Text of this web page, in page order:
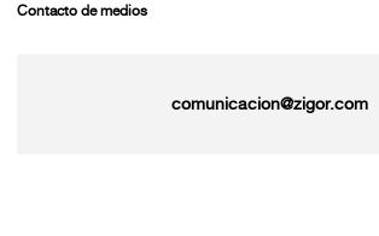
Contacto de medios
comunicacion@zigor.com